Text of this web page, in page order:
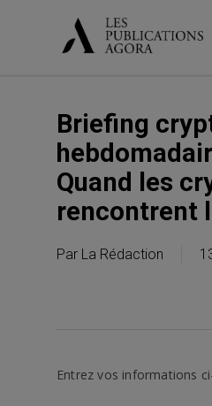
Briefing
Quand les
rencontrent
Par La Rédaction
Entrez vos informations